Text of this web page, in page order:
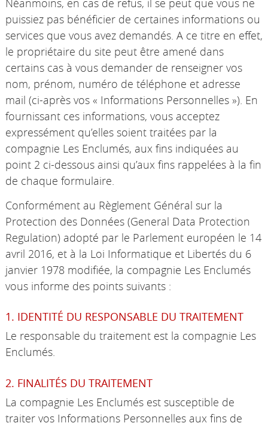
Néanmoins, en cas de refus, il se peut que vous ne
puissiez pas bénéficier de certaines informations ou
services que vous avez demandés. A ce titre en effet,
le propriétaire du site peut être amené dans
certains cas à vous demander de renseigner vos
nom, prénom, numéro de téléphone et adresse
mail (ci-après vos « Informations Personnelles »). En
fournissant ces informations, vous acceptez
expressément qu’elles soient traitées par la
compagnie Les Enclumés, aux fins indiquées au
point 2 ci-dessous ainsi qu’aux fins rappelées à la fin
de chaque formulaire.
Conformément au Règlement Général sur la
Protection des Données (General Data Protection
Regulation) adopté par le Parlement européen le 14
avril 2016, et à la Loi Informatique et Libertés du 6
janvier 1978 modifiée, la compagnie Les Enclumés
vous informe des points suivants :
1. IDENTITÉ DU RESPONSABLE DU TRAITEMENT
Le responsable du traitement est la compagnie Les
Enclumés.
2. FINALITÉS DU TRAITEMENT
La compagnie Les Enclumés est susceptible de
traiter vos Informations Personnelles aux fins de